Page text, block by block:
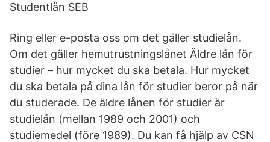
Studentlån SEB
Ring eller e-posta oss om det gäller studielån.
Om det gäller hemutrustningslånet Äldre lån för
studier – hur mycket du ska betala. Hur mycket
du ska betala på dina lån för studier beror på när
du studerade. De äldre lånen för studier är
studielån (mellan 1989 och 2001) och
studiemedel (före 1989). Du kan få hjälp av CSN